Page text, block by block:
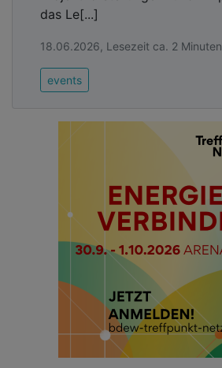
das Le[...]
18.06.2026, Lesezeit ca. 2 Minuten
events